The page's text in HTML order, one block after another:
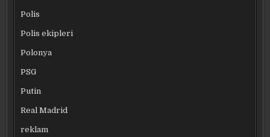
Polis
Polis ekipleri
Polonya
PSG
Putin
Real Madrid
reklam